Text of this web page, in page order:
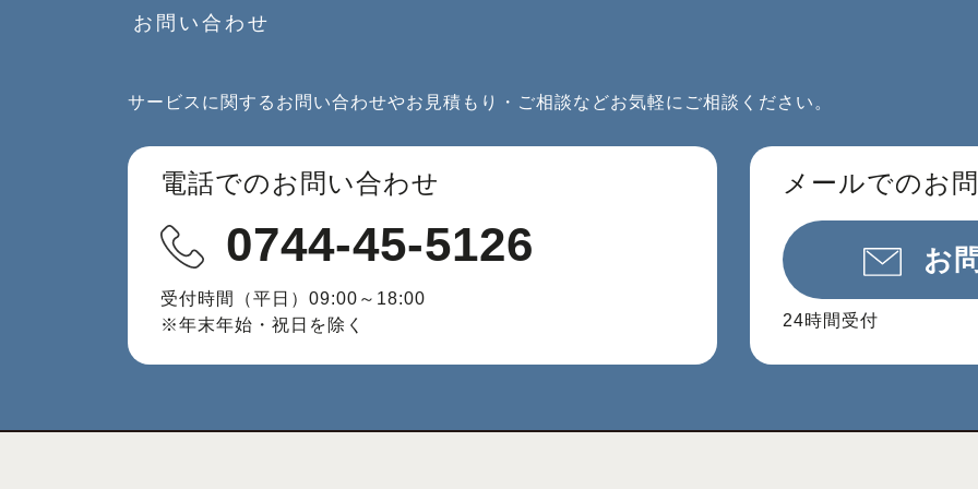
お問い合わせ
サービスに関するお問い合わせやお見積もり・ご相談などお気軽にご相談ください。
電話でのお問い合わせ
0744-45-5126
受付時間（平日）09:00～18:00
※年末年始・祝日を除く
メールでのお
お
24時間受付